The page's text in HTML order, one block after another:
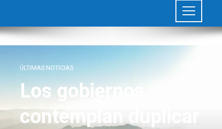
ÚLTIMAS NOTICIAS
Los gobiernos
contemplan duplicar